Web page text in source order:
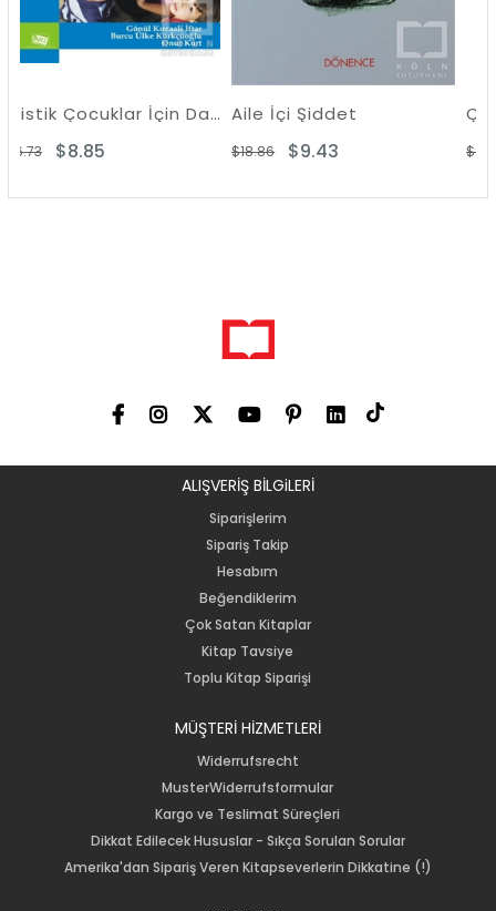
Otistik Çocuklar İçin Davranışsal Eğitim Programı 2 Aile İçi Şiddet Çocuklar Ne
ALIŞVERİŞ BİLGiLERİ
Siparişlerim
Sipariş Takip
Hesabım
Beğendiklerim
Çok Satan Kitaplar
Kitap Tavsiye
Toplu Kitap Siparişi
MÜŞTERİ HİZMETLERİ
Widerrufsrecht
MusterWiderrufsformular
Kargo ve Teslimat Süreçleri
Dikkat Edilecek Hususlar - Sıkça Sorulan Sorular
Amerika'dan Sipariş Veren Kitapseverlerin Dikkatine (!)